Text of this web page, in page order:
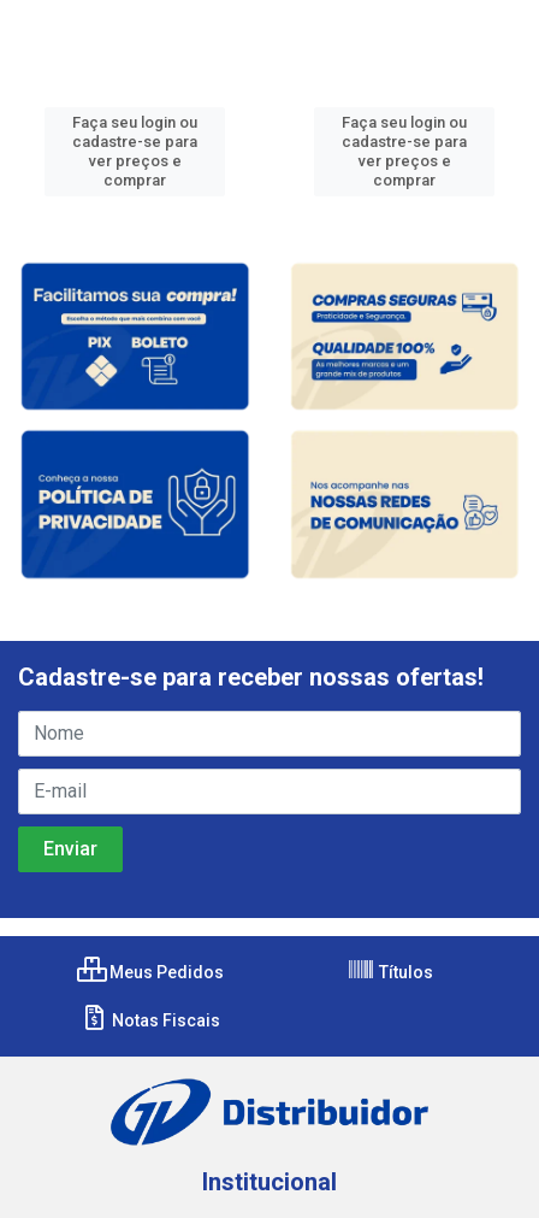
Faça seu login ou
cadastre-se para
ver preços e
comprar
Faça seu login ou
cadastre-se para
ver preços e
comprar
Cadastre-se para receber nossas ofertas!
Meus Pedidos Títulos
Notas Fiscais
Institucional